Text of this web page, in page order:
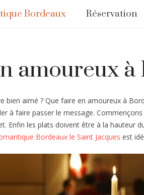
Bordeaux Réservation
amoureux à
aimé ? Que faire en amoureux à
à faire passer le message.
Enfin les plats doivent être à la hauteur
Bordeaux le Saint Jacques est